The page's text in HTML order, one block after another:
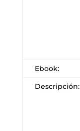
Ebook:
Descripción: